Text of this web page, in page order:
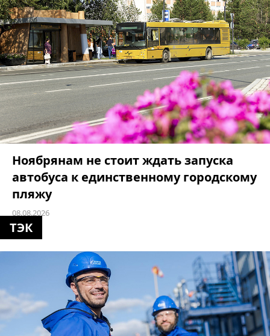
Ноябрянам не стоит ждать запуска
автобуса к единственному городскому
пляжу
08.08.2026
ТЭК